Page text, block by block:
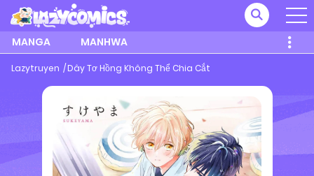
MANGA MANHWA
Lazytruyen Dây Tơ Hồng Không Thể Chia Cắt